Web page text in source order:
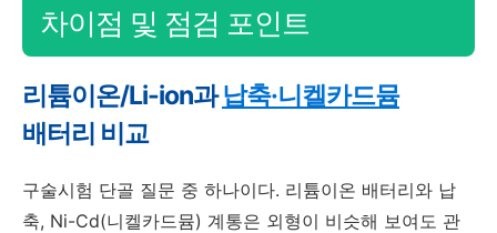
차이점 및 점검 포인트
리튬이온/Li-ion과납축·니켈카드뮴
배터리 비교
구술시험 단골 질문 중 하나이다. 리튬이온 배터리와 납
축, Ni-Cd(니켈카드뮴) 계통은 외형이 비슷해 보여도 관